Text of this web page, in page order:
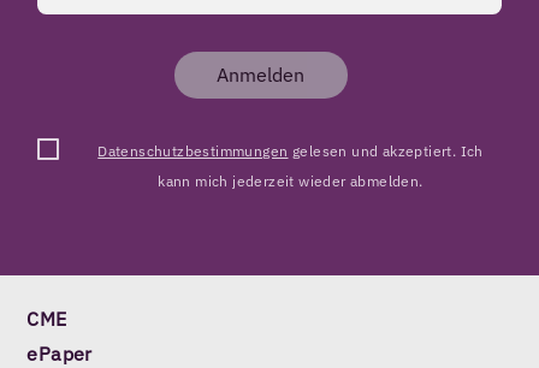
Anmelden
Datenschutzbestimmungen gelesen und akzeptiert. Ich
kann mich jederzeit wieder abmelden.
CME
ePaper